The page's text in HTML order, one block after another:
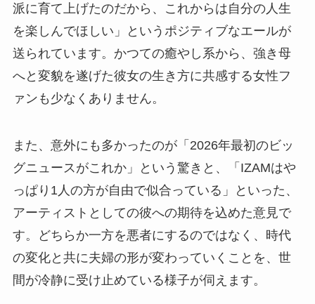
派に育て上げたのだから、これからは自分の人生
を楽しんでほしい」というポジティブなエールが
送られています。かつての癒やし系から、強き母
へと変貌を遂げた彼女の生き方に共感する女性フ
ァンも少なくありません。
また、意外にも多かったのが「2026年最初のビッ
グニュースがこれか」という驚きと、「IZAMはや
っぱり1人の方が自由で似合っている」といった、
アーティストとしての彼への期待を込めた意見で
す。どちらか一方を悪者にするのではなく、時代
の変化と共に夫婦の形が変わっていくことを、世
間が冷静に受け止めている様子が伺えます。